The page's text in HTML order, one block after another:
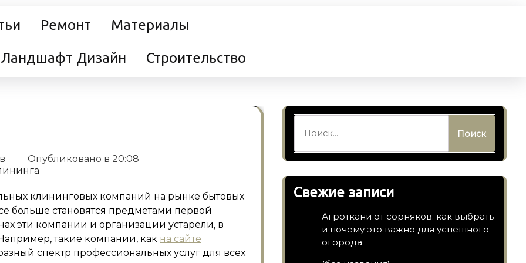
Ремонт Материалы
Ландшафт Дизайн Строительство
Опубликовано в 20:08
клининговых компаний на рынке бытовых
больше становятся предметами первой
эти компании и организации устарели, в
такие компании, как на сайте
спектр профессиональных услуг для всех
Свежие записи
Агроткани от сорняков: как выбрать
и почему это важно для успешного
огорода